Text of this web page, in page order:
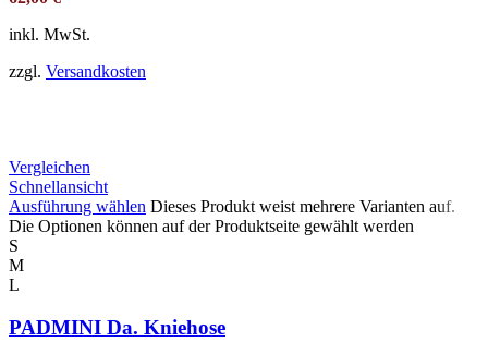
inkl. MwSt.
zzgl. Versandkosten
Vergleichen
Schnellansicht
Ausführung wählen Dieses Produkt weist mehrere Varianten auf.
Die Optionen können auf der Produktseite gewählt werden
S
M
L
PADMINI Da. Kniehose